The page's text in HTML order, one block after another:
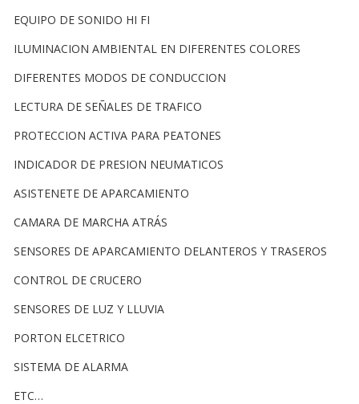
EQUIPO DE SONIDO HI FI
ILUMINACION AMBIENTAL EN DIFERENTES COLORES
DIFERENTES MODOS DE CONDUCCION
LECTURA DE SEÑALES DE TRAFICO
PROTECCION ACTIVA PARA PEATONES
INDICADOR DE PRESION NEUMATICOS
ASISTENETE DE APARCAMIENTO
CAMARA DE MARCHA ATRÁS
SENSORES DE APARCAMIENTO DELANTEROS Y TRASEROS
CONTROL DE CRUCERO
SENSORES DE LUZ Y LLUVIA
PORTON ELCETRICO
SISTEMA DE ALARMA
ETC…